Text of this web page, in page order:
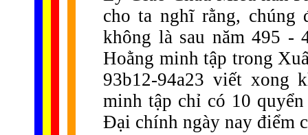
cho ta nghĩ rằng, chúng
không là sau năm 495
Hoằng minh tập trong
93b12-94a23 viết xong
minh tập chỉ có 10
Đại chính ngày nay điểm